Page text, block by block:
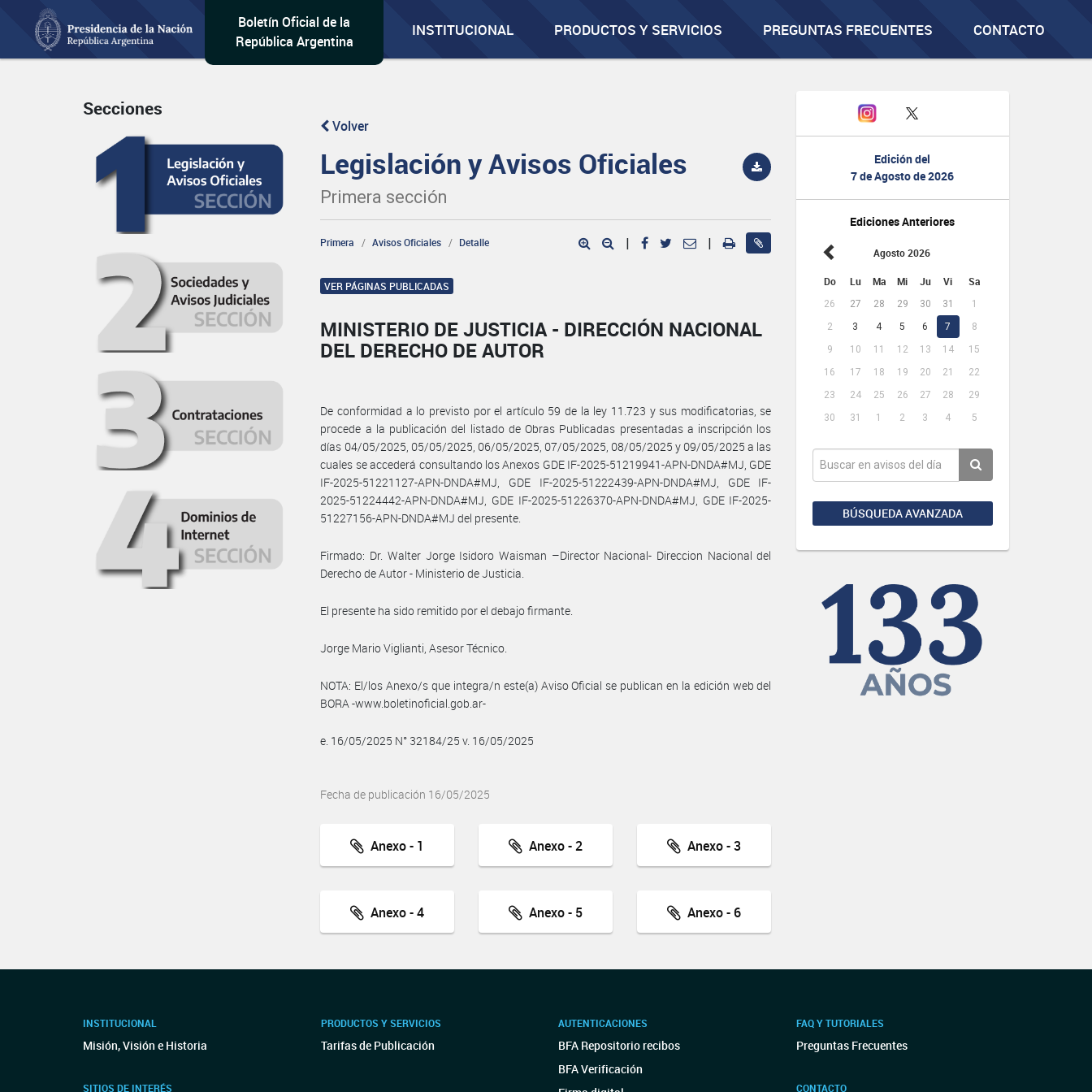
Boletín Oficial de la
República Argentina
INSTITUCIONAL PRODUCTOS Y SERVICIOS PREGUNTAS FRECUENTES CONTACTO
Edición del
7 de Agosto de 2026
Ediciones Anteriores
Agosto 2026
Do Lu Ma Mi Ju Vi Sa
26 27 28 29 30 31
1
2
3 4 5 6 7
8
9
10 11 12 13 14
15
16
17 18 19 20 21
22
23
24 25 26 27 28
29
30
31 1 2 3 4 5
BÚSQUEDA AVANZADA
Secciones
Volver
Legislación y Avisos Oficiales
Primera sección
Primera Avisos Oficiales Detalle | |
VER PÁGINAS PUBLICADAS
MINISTERIO DE JUSTICIA - DIRECCIÓN NACIONAL
DEL DERECHO DE AUTOR
De conformidad a lo previsto por el artículo 59 de la ley 11.723 y sus modificatorias, se
procede a la publicación del listado de Obras Publicadas presentadas a inscripción los
días 04/05/2025, 05/05/2025, 06/05/2025, 07/05/2025, 08/05/2025 y 09/05/2025 a las
cuales se accederá consultando los Anexos GDE IF-2025-51219941-APN-DNDA#MJ, GDE
IF-2025-51221127-APN-DNDA#MJ, GDE IF-2025-51222439-APN-DNDA#MJ, GDE IF-
2025-51224442-APN-DNDA#MJ, GDE IF-2025-51226370-APN-DNDA#MJ, GDE IF-2025-
51227156-APN-DNDA#MJ del presente.
Firmado: Dr. Walter Jorge Isidoro Waisman –Director Nacional- Direccion Nacional del
Derecho de Autor - Ministerio de Justicia.
El presente ha sido remitido por el debajo firmante.
Jorge Mario Viglianti, Asesor Técnico.
NOTA: El/los Anexo/s que integra/n este(a) Aviso Oficial se publican en la edición web del
BORA -www.boletinoficial.gob.ar-
e. 16/05/2025 N° 32184/25 v. 16/05/2025
Fecha de publicación 16/05/2025
Anexo - 1 Anexo - 2 Anexo - 3
Anexo - 4 Anexo - 5 Anexo - 6
INSTITUCIONAL
Misión, Visión e Historia
SITIOS DE INTERÉS
PRODUCTOS Y SERVICIOS
Tarifas de Publicación
AUTENTICACIONES
BFA Repositorio recibos
BFA Verificación
FAQ Y TUTORIALES
Preguntas Frecuentes
CONTACTO